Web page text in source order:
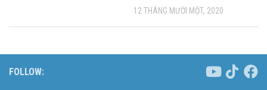
12 THÁNG MƯỜI MỘT, 2020
FOLLOW: